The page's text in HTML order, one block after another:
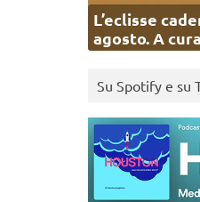
L’eclisse
agosto. A
Su Spotify e su